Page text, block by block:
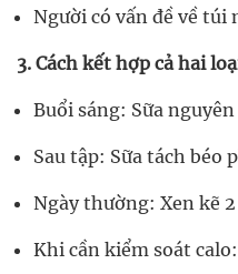
Người có vấn đề về túi
3. Cách kết hợp cả hai
Buổi sáng: Sữa
Sau tập: Sữa tách béo
Ngày thường: Xen kẽ
Khi cần kiểm soát